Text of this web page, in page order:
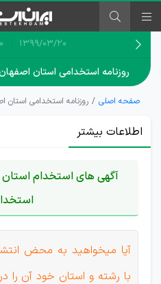
۱۳۹۹/۰۳/۲۰ 0 نظر
روزنامه استخدامی استان اصفهان | عصر
صفحه اصلی روزنامه استخدامی استان
اطلاعات بیشتر
آگهی های استخدام
آیا میخواهید به محض
با رشته و استان خود آن را